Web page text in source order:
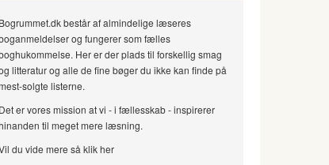
Bogrummet.dk består af almindelige læseres
og fungerer som fælles
Her er der plads til forskellig smag
litteratur og alle de fine bøger du ikke kan finde på
solgte listerne.
Det er vores mission at vi - i fællesskab - inspirerer
til meget mere læsning.
du vide mere så klik her